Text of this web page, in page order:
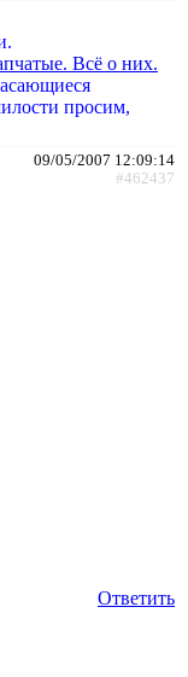
Всё о них.
просим,
09/05/2007 12:09:14
#462437
Ответить